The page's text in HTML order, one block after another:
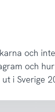
och
och hur
i Sverige